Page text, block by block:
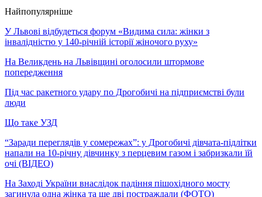
Найпопулярніше
У Львові відбудеться форум «Видима сила: жінки з
інвалідністю у 140-річній історії жіночого руху»
На Великдень на Львівщині оголосили штормове
попередження
Під час ракетного удару по Дрогобичі на підприємстві були
люди
Що таке УЗД
“Заради переглядів у сомережах”: у Дрогобичі дівчата-підлітки
напали на 10-річну дівчинку з перцевим газом і забризкали їй
очі (ВІДЕО)
На Заході України внаслідок падіння пішохідного мосту
загинула одна жінка та ще дві постраждали (ФОТО)